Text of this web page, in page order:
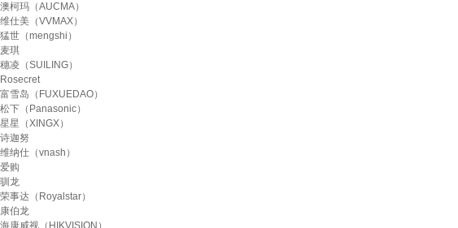
澳柯玛（AUCMA）
维仕美（VVMAX）
猛世（mengshi）
麦琪
穗凌（SUILING）
Rosecret
富雪岛（FUXUEDAO）
松下（Panasonic）
星星（XINGX）
诗迦努
维纳仕（vnash）
爱购
驯龙
荣事达（Royalstar）
康伯龙
海康威视（HIKVISION）